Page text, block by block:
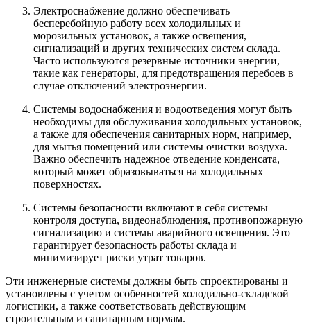
Электроснабжение должно обеспечивать
бесперебойную работу всех холодильных и
морозильных установок, а также освещения,
сигнализаций и других технических систем склада.
Часто используются резервные источники энергии,
такие как генераторы, для предотвращения перебоев в
случае отключений электроэнергии.
Системы водоснабжения и водоотведения могут быть
необходимы для обслуживания холодильных установок,
а также для обеспечения санитарных норм, например,
для мытья помещений или системы очистки воздуха.
Важно обеспечить надежное отведение конденсата,
который может образовываться на холодильных
поверхностях.
Системы безопасности включают в себя системы
контроля доступа, видеонаблюдения, противопожарную
сигнализацию и системы аварийного освещения. Это
гарантирует безопасность работы склада и
минимизирует риски утрат товаров.
Эти инженерные системы должны быть спроектированы и
установлены с учетом особенностей холодильно-складской
логистики, а также соответствовать действующим
строительным и санитарным нормам.